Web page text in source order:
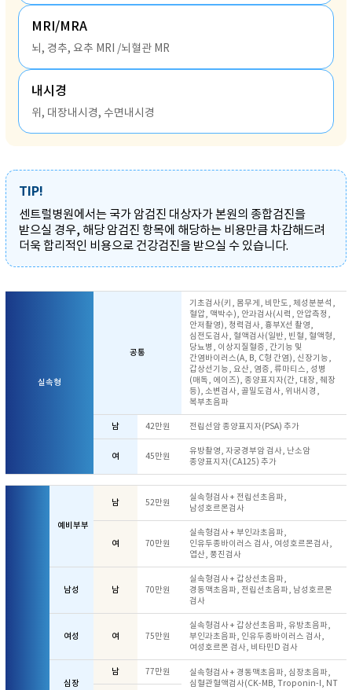
MRI/MRA
뇌, 경추, 요추 MRI /뇌혈관 MR
내시경
위, 대장내시경, 수면내시경
TIP!
센트럴병원에서는 국가 암검진 대상자가 본원의 종합검진을
받으실 경우, 해당 암검진 항목에 해당하는 비용만큼 차감해드려
더욱 합리적인 비용으로 건강검진을 받으실 수 있습니다.
실속형
공통
기초검사(키, 몸무게, 비만도, 체성분분석,
혈압, 맥박수), 안과검사(시력, 안압측정,
안저촬영), 청력검사, 흉부X선 촬영,
심전도검사, 혈액검사(일반, 빈혈, 혈액형,
당뇨병, 이상지질혈증, 간기능 및
간염바이러스(A, B, C형 간염), 신장기능,
갑상선기능, 요산, 염증, 류마티스, 성병
(매독, 에이즈), 종양표지자(간, 대장, 췌장
등), 소변검사, 골밀도검사, 위내시경,
복부초음파
남 42만원 전립선암 종양표지자(PSA) 추가
여 45만원
유방촬영, 자궁경부암 검사, 난소암
종양표지자(CA125) 추가
예비부부
남 52만원
실속형검사 + 전립선초음파,
남성호르몬검사
여 70만원
실속형검사 + 부인과초음파,
인유두종바이러스 검사, 여성호르몬검사,
엽산, 풍진검사
남성 남 70만원
실속형검사 + 갑상선초음파,
경동맥초음파, 전립선초음파, 남성호르몬
검사
여성 여 75만원
실속형검사 + 갑상선초음파, 유방초음파,
부인과초음파, 인유두종바이러스 검사,
여성호르몬 검사, 비타민D 검사
심장
남 77만원
실속형검사 + 경동맥초음파, 심장초음파,
심혈관혈액검사(CK-MB, Troponin-I, NT